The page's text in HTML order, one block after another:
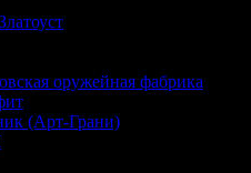
оружейная фабрика
(Арт-Грани)